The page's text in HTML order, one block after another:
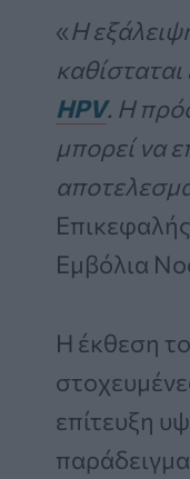
«Η
HPV. Η
μπορεί να
Εμβόλια
Η έκθεση
επίτευξη